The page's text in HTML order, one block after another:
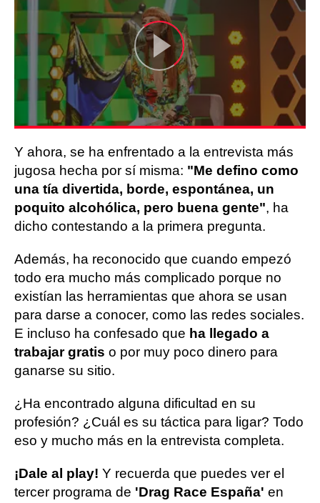
Y ahora, se ha enfrentado a la entrevista más
jugosa hecha por sí misma: "Me defino como
una tía divertida, borde, espontánea, un
poquito alcohólica, pero buena gente", ha
dicho contestando a la primera pregunta.
Además, ha reconocido que cuando empezó
todo era mucho más complicado porque no
existían las herramientas que ahora se usan
para darse a conocer, como las redes sociales.
E incluso ha confesado que ha llegado a
trabajar gratis o por muy poco dinero para
ganarse su sitio.
¿Ha encontrado alguna dificultad en su
profesión? ¿Cuál es su táctica para ligar? Todo
eso y mucho más en la entrevista completa.
¡Dale al play! Y recuerda que puedes ver el
tercer programa de 'Drag Race España' en